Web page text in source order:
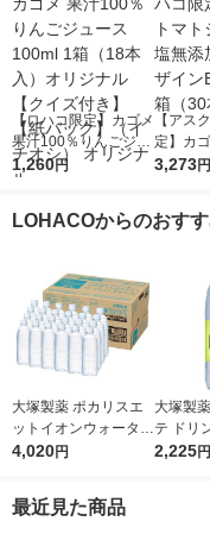
【ロハコ限定】カゴメ
果汁100％りんごジュ
ース100ml 1箱（18本
（イチオシ） オリジ
1,260円
【アス
定】カ
ュース
定
3,273円
LOHACOからのおす
大塚製薬 ポカリスエ
ットイオンウォーター
ラベルレスボトル 500
4,020円
大塚製
テ ドリ
セット
2,225円
最近見た商品